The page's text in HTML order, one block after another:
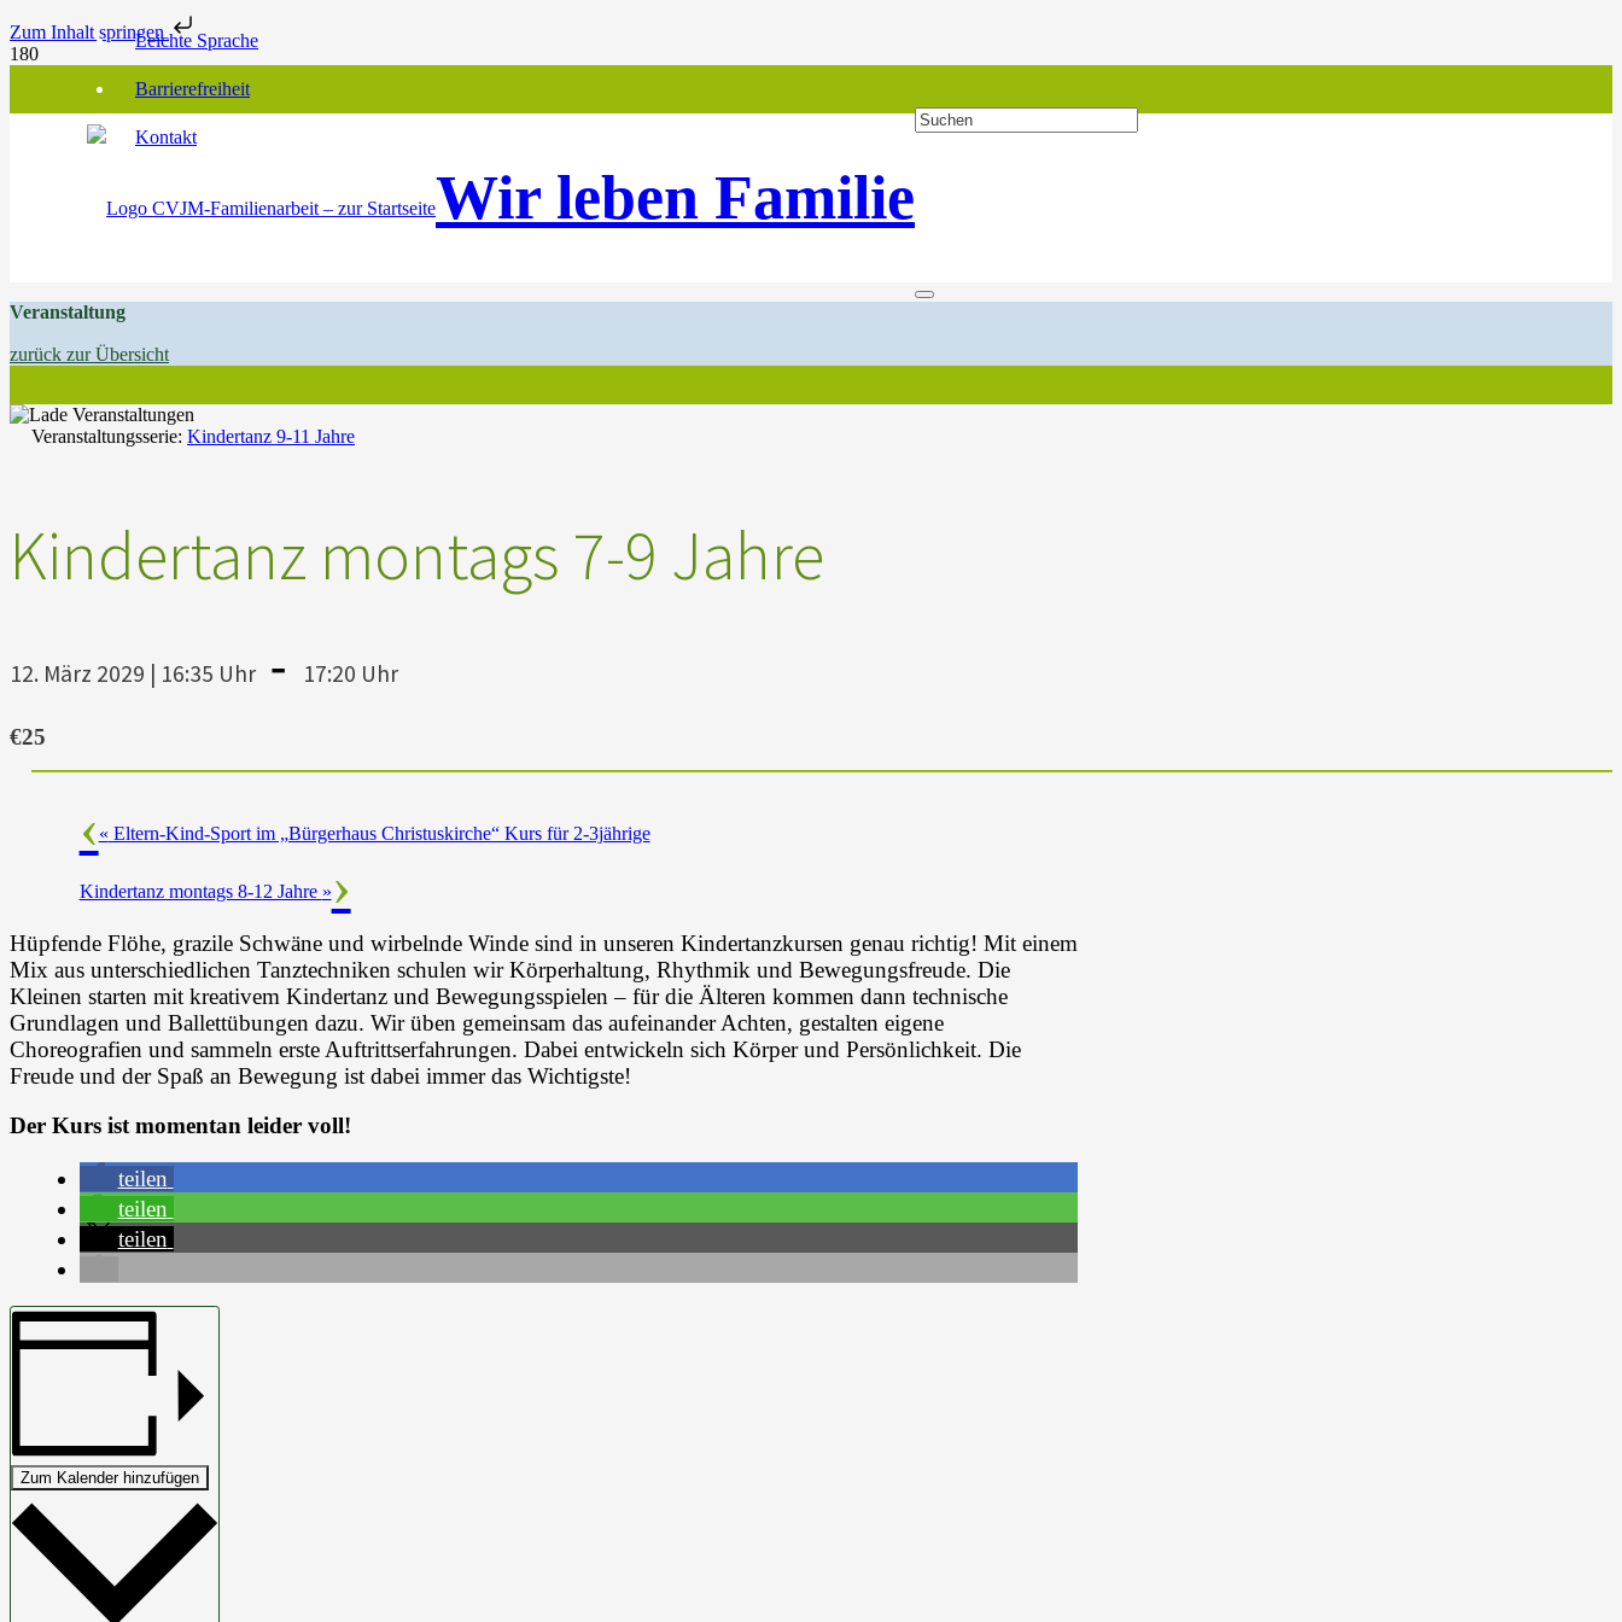
Zum Inhalt springenLeichte Sprache
Barrierefreiheit
Kontakt
Wir leben Familie
Veranstaltung
zurück zur Übersicht
Veranstaltungsserie: Kindertanz 9-11 Jahre
Kindertanz montags 7-9 Jahre
12. März 2029 | 16:35 Uhr - 17:20 Uhr
€25
« Eltern-Kind-Sport im „Bürgerhaus Christuskirche“ Kurs für 2-3jährige
Kindertanz montags 8-12 Jahre »
Hüpfende Flöhe, grazile Schwäne und wirbelnde Winde sind in unseren Kindertanzkursen genau richtig! Mit einem
Mix aus unterschiedlichen Tanztechniken schulen wir Körperhaltung, Rhythmik und Bewegungsfreude. Die
Kleinen starten mit kreativem Kindertanz und Bewegungsspielen – für die Älteren kommen dann technische
Grundlagen und Ballettübungen dazu. Wir üben gemeinsam das aufeinander Achten, gestalten eigene
Choreografien und sammeln erste Auftrittserfahrungen. Dabei entwickeln sich Körper und Persönlichkeit. Die
Freude und der Spaß an Bewegung ist dabei immer das Wichtigste!
Der Kurs ist momentan leider voll!
teilen
teilen
teilen
Zum Kalender hinzufügen